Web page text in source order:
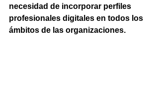
necesidad de incorporar perfiles
profesionales digitales en todos los
ámbitos de las organizaciones.